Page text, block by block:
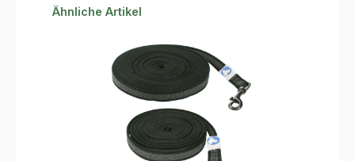
Produktgalerie überspringen
Ähnliche Artikel